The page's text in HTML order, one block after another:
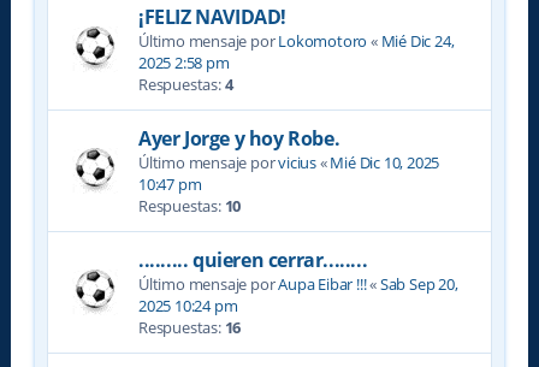
¡FELIZ NAVIDAD!
Último mensaje porLokomotoro « Mié Dic 24,
2025 2:58 pm
Respuestas:4
Ayer Jorge y hoy Robe.
Último mensaje porvicius«Mié Dic 10, 2025
10:47 pm
Respuestas: 10
......... quieren cerrar........
Último mensaje porAupa Eibar !!!«Sab Sep 20,
2025 10:24 pm
Respuestas: 16